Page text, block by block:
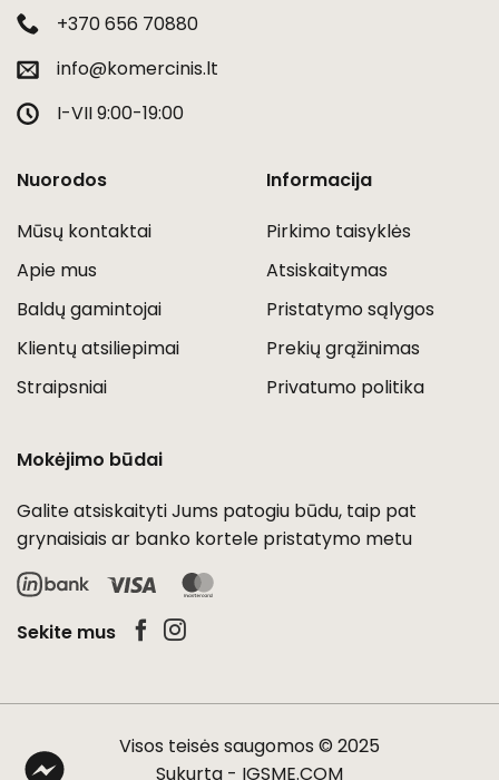
+370 656 70880
info@komercinis.lt
I-VII 9:00-19:00
Nuorodos
Mūsų kontaktai
Apie mus
Baldų gamintojai
Klientų atsiliepimai
Straipsniai
Informacija
Pirkimo taisyklės
Atsiskaitymas
Pristatymo sąlygos
Prekių grąžinimas
Privatumo politika
Mokėjimo būdai
Galite atsiskaityti Jums patogiu būdu, taip pat
grynaisiais ar banko kortele pristatymo metu
Visa
Sekite mus
Visos teisės saugomos © 2025
Sukurta - IGSME.COM